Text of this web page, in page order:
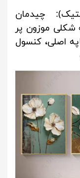
چیدمان
شکلی موزون پر
اصلی، کنسول